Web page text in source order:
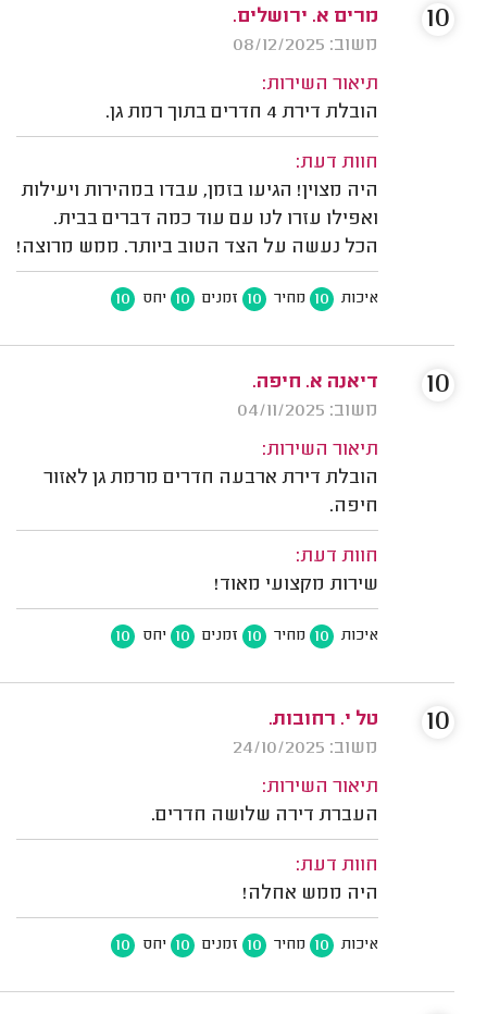
מרים א. ירושלים.
משוב: 08/12/2025
תיאור השירות:
הובלת דירת 4 חדרים בתוך רמת גן.
חוות דעת:
היה מצוין! הגיעו בזמן, עבדו במהירות ויעילות
ואפילו עזרו לנו עם עוד כמה דברים בבית.
הכל נעשה על הצד הטוב ביותר. ממש מרוצה!
איכות 10 מחיר 10 זמנים 10 יחס 10
10
דיאנה א. חיפה.
משוב: 04/11/2025
תיאור השירות:
הובלת דירת ארבעה חדרים מרמת גן לאזור
חיפה.
חוות דעת:
שירות מקצועי מאוד!
איכות 10 מחיר 10 זמנים 10 יחס 10
10
טל י. רחובות.
משוב: 24/10/2025
תיאור השירות:
העברת דירה שלושה חדרים.
חוות דעת:
היה ממש אחלה!
איכות 10 מחיר 10 זמנים 10 יחס 10
10